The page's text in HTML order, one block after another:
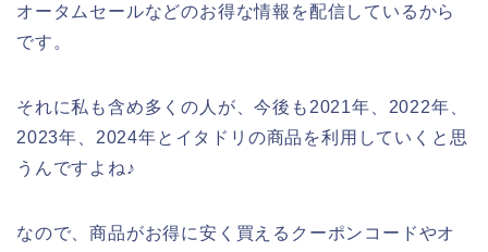
オータムセールなどのお得な情報を配信しているから
です。
それに私も含め多くの人が、今後も2021年、2022年、
2023年、2024年とイタドリの商品を利用していくと思
うんですよね♪
なので、商品がお得に安く買えるクーポンコードやオ